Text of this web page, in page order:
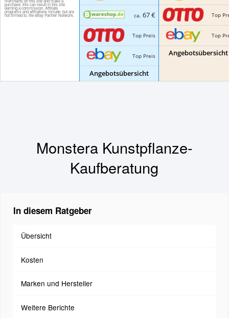
ca.67 €
Top Preis
Top Preis
Angebotsübersicht
Top
Top
Angebotsübersicht
Monstera Kunstpflanze-
Kaufberatung
In diesem Ratgeber
Übersicht
Kosten
Marken und Hersteller
Weitere Berichte